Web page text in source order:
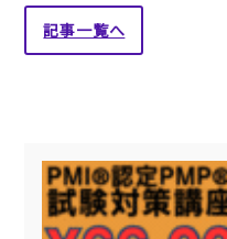
記事一覧へ